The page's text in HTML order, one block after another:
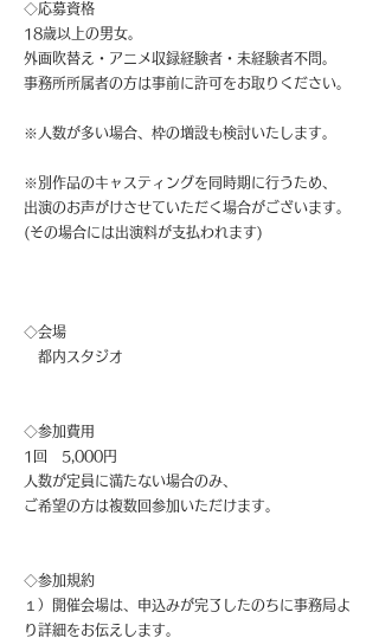
◇応募資格
18歳以上の男女。
外画吹替え・アニメ収録経験者・未経験者不問。
事務所所属者の方は事前に許可をお取りください。
※人数が多い場合、枠の増設も検討いたします。
※別作品のキャスティングを同時期に行うため、
出演のお声がけさせていただく場合がございます。
(その場合には出演料が支払われます)
◇会場
都内スタジオ
◇参加費用
1回 5,000円
人数が定員に満たない場合のみ、
ご希望の方は複数回参加いただけます。
◇参加規約
１）開催会場は、申込みが完了したのちに事務局よ
り詳細をお伝えします。